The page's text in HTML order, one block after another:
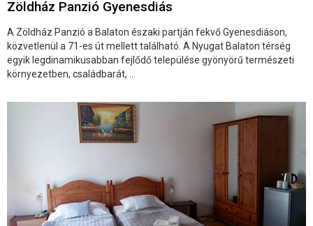
Zöldház Panzió Gyenesdiás
A Zöldház Panzió a Balaton északi partján fekvő Gyenesdiáson,
közvetlenül a 71-es út mellett található. A Nyugat Balaton térség
egyik legdinamikusabban fejlődő települése gyönyörű természeti
környezetben, családbarát, ...